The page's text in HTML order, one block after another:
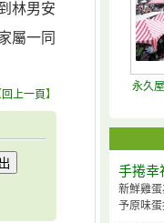
林男安
屬一同
回上一頁】
永久
手捲幸
新鮮雞
予原味